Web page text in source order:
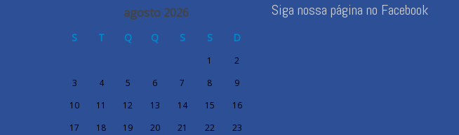
agosto 2026
S T Q Q S S D
1
2
3
4 5 6 7 8
9
10
11 12 13 14 15
16
17
18 19 20 21 22
23
Siga nossa página no Facebook